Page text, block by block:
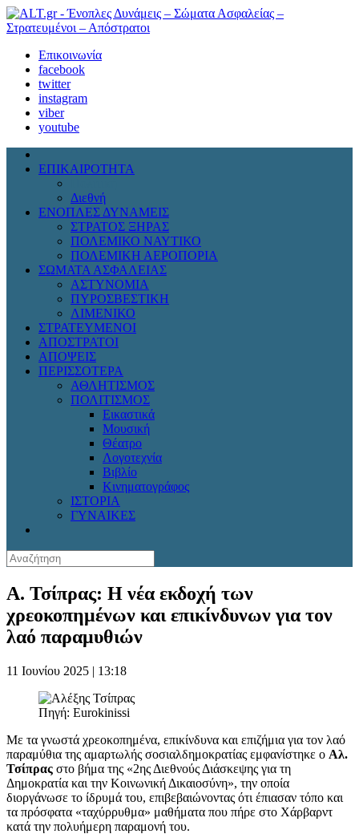
Επικοινωνία
facebook
twitter
instagram
viber
youtube
ΕΠΙΚΑΙΡΟΤΗΤΑ
Διεθνή
ΕΝΟΠΛΕΣ ΔΥΝΑΜΕΙΣ
ΣΤΡΑΤΟΣ ΞΗΡΑΣ
ΠΟΛΕΜΙΚΟ ΝΑΥΤΙΚΟ
ΠΟΛΕΜΙΚΗ ΑΕΡΟΠΟΡΙΑ
ΣΩΜΑΤΑ ΑΣΦΑΛΕΙΑΣ
ΑΣΤΥΝΟΜΙΑ
ΠΥΡΟΣΒΕΣΤΙΚΗ
ΛΙΜΕΝΙΚΟ
ΣΤΡΑΤΕΥΜΕΝΟΙ
ΑΠΟΣΤΡΑΤΟΙ
ΑΠΟΨΕΙΣ
ΠΕΡΙΣΣΟΤΕΡΑ
ΑΘΛΗΤΙΣΜΟΣ
ΠΟΛΙΤΙΣΜΟΣ
Εικαστικά
Μουσική
Θέατρο
Λογοτεχνία
Βιβλίο
Κινηματογράφος
ΙΣΤΟΡΙΑ
ΓΥΝΑΙΚΕΣ
Α. Τσίπρας: Η νέα εκδοχή των
χρεοκοπημένων και επικίνδυνων για τον
λαό παραμυθιών
11 Ιουνίου 2025 | 13:18
Πηγή: Eurokinissi
Με τα γνωστά χρεοκοπημένα, επικίνδυνα και επιζήμια για τον λαό
παραμύθια της αμαρτωλής σοσιαλδημοκρατίας εμφανίστηκε ο Αλ.
Τσίπρας στο βήμα της «2ης Διεθνούς Διάσκεψης για τη
Δημοκρατία και την Κοινωνική Δικαιοσύνη», την οποία
διοργάνωσε το ίδρυμά του, επιβεβαιώνοντας ότι έπιασαν τόπο και
τα πρόσφατα «ταχύρρυθμα» μαθήματα που πήρε στο Χάρβαρντ
κατά την πολυήμερη παραμονή του.